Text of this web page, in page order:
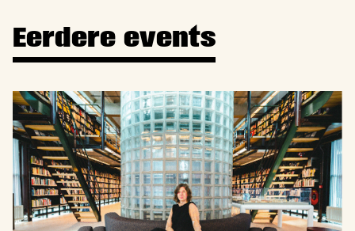
Eerdere events